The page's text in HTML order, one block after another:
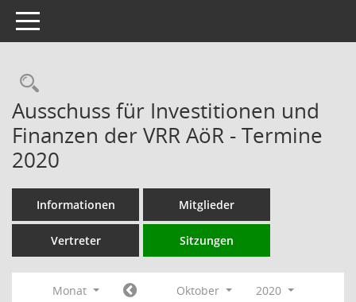
Toggle navigation
Rechercheauswahl
Ausschuss für Investitionen und
Finanzen der VRR AöR - Termine
2020
Informationen Mitglieder
Vertreter Sitzungen
Monat Oktober
2020